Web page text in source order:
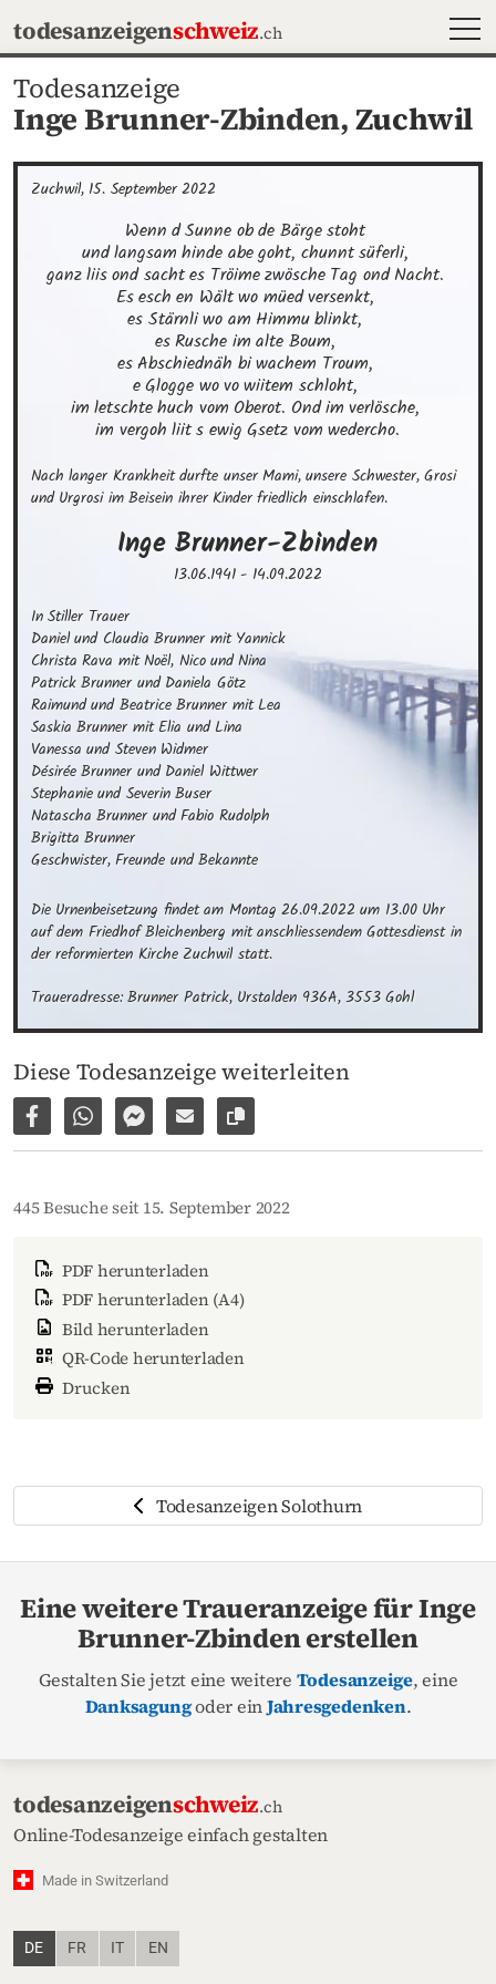
todesanzeigenschweiz.ch
Todesanzeige
Inge Brunner-Zbinden,Zuchwil
Zuchwil, 15. September 2022
Wenn d Sunne ob de Bärge stoht
und langsam hinde abe goht, chunnt süferli,
ganz liis ond sacht es Tröime zwösche Tag ond Nacht.
Es esch en Wält wo müed versenkt,
es Stärnli wo am Himmu blinkt,
es Rusche im alte Boum,
es Abschiednäh bi wachem Troum,
e Glogge wo vo wiitem schloht,
im letschte huch vom Oberot. Ond im verlösche,
im vergoh liit s ewig Gsetz vom wedercho.
Nach langer Krankheit durfte unser Mami, unsere Schwester, Grosi
und Urgrosi im Beisein ihrer Kinder friedlich einschlafen.
Inge Brunner-Zbinden
13.06.1941- 14.09.2022
In Stiller Trauer
Daniel und Claudia Brunner mit Yannick
Christa Rava mit Noël, Nico und Nina
Patrick Brunner und Daniela Götz
Raimund und Beatrice Brunner mit Lea
Saskia Brunner mit Elia und Lina
Vanessa und Steven Widmer
Désirée Brunner und Daniel Wittwer
Stephanie und Severin Buser
Natascha Brunner und Fabio Rudolph
Brigitta Brunner
Geschwister, Freunde und Bekannte
Die Urnenbeisetzung findet am Montag 26.09.2022 um 13.00 Uhr
auf dem Friedhof Bleichenberg mit anschliessendem Gottesdienst in
der reformierten Kirche Zuchwil statt.
Traueradresse: Brunner Patrick, Urstalden 936A, 3553 Gohl
Diese Todesanzeige weiterleiten
Auf Facebook teilen
Per WhatsApp weiterleiten
Per Facebook Messenger weiterleiten
Per E-Mail versenden
Link zur Seite kopieren
445 Besuche seit 15. September 2022
PDF herunterladen
PDF herunterladen (A4)
Bild herunterladen
QR-Code herunterladen
Drucken
Todesanzeigen Solothurn
Eine weitere Traueranzeige für Inge
Brunner-Zbinden erstellen
Gestalten Sie jetzt eine weitere Todesanzeige, eine
Danksagungoder einJahresgedenken.
todesanzeigenschweiz.ch
Online-Todesanzeige einfach gestalten
Made in Switzerland
DE FR IT EN